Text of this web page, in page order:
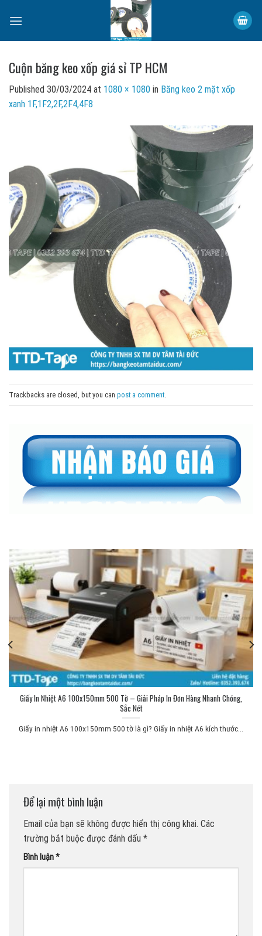
Cuộn băng keo xốp giá sỉ TP HCM
Published 30/03/2024 at 1080 × 1080 in Băng keo 2 mặt xốp
xanh 1F,1F2,2F,2F4,4F8
Trackbacks are closed, but you can post a comment
Giấy In Nhiệt A6 100x150mm 500 Tờ – Giải Pháp In Đơn Hàng Nhanh Chóng,
Sắc Nét
Giấy in nhiệt A6 100x150mm 500 tờ là gì? Giấy in nhiệt A6 kích thước...
Để lại một bình luận
Email của bạn sẽ không được hiển thị công khai. Các
trường bắt buộc được đánh dấu *
Bình luận*